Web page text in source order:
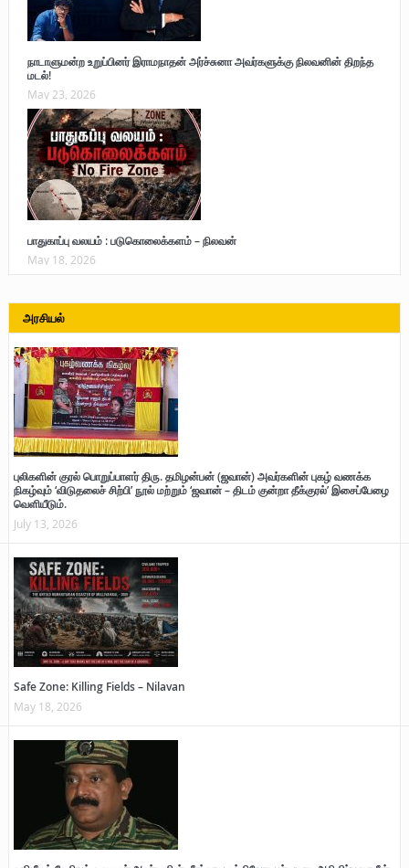
நாடாளுமன்ற உறுப்பினர் இராமநாதன் அர்ச்சுனா அவர்களுக்கு நிலவனின் திறந்த
மடல்!
May 23, 2026
பாதுகாப்பு வலயம் : படுகொலைக்களம் – நிலவன்
May 18, 2026
அரசியல்
புலிகளின் குரல் பொறுப்பாளர் திரு. தமிழன்பன் (ஜவான்) அவர்களின் புகழ் வணக்க
நிகழ்வும் ‘விடுதலைச் சிற்பி’ நூல் மற்றும் ‘ஜவான் – திடம் குன்றா தீக்குரல்’ இசைப்பேழை
வெளியீடும்.
July 13, 2026
Safe Zone: Killing Fields – Nilavan
May 18, 2026